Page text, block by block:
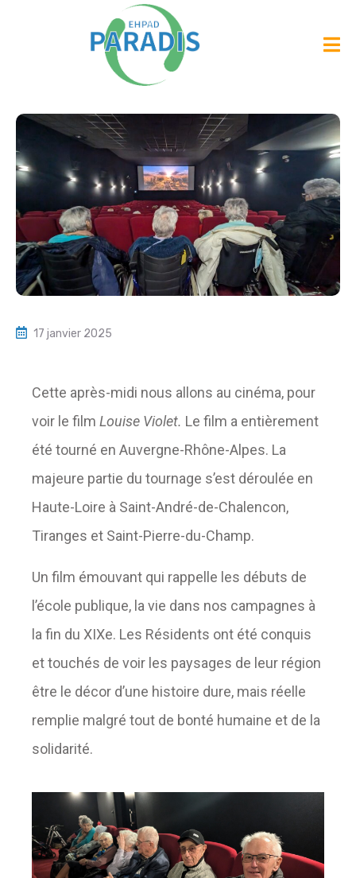
17 janvier 2025
Cette après-midi nous allons au cinéma, pour
voir le film Louise Violet. Le film a entièrement
été tourné en Auvergne-Rhône-Alpes. La
majeure partie du tournage s’est déroulée en
Haute-Loire à Saint-André-de-Chalencon,
Tiranges et Saint-Pierre-du-Champ.
Un film émouvant qui rappelle les débuts de
l’école publique, la vie dans nos campagnes à
la fin du XIXe. Les Résidents ont été conquis
et touchés de voir les paysages de leur région
être le décor d’une histoire dure, mais réelle
remplie malgré tout de bonté humaine et de la
solidarité.